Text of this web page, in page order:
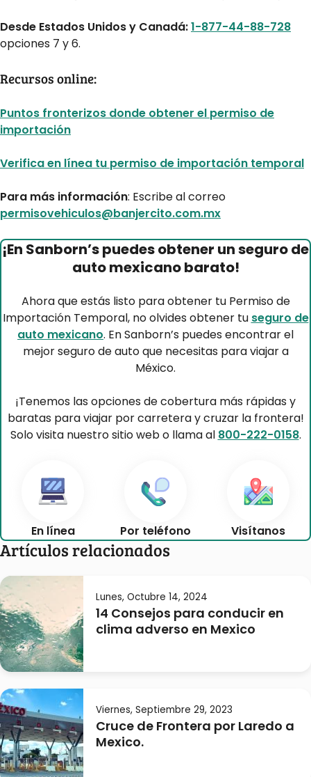
Desde Estados Unidos y Canadá:1-877-44-88-728
opciones 7 y 6.
Recursos online:
Puntos fronterizos donde obtener el permiso de
importación
Verifica en línea tu permiso de importación temporal
Para más información: Escribe al correo
permisovehiculos@banjercito.com.mx
¡En Sanborn’s puedes obtener un seguro de
auto mexicano barato!
Ahora que estás listo para obtener tu Permiso de
Importación Temporal, no olvides obtener tu seguro de
auto mexicano. En Sanborn’s puedes encontrar el
mejor seguro de auto que necesitas para viajar a
México.
¡Tenemos las opciones de cobertura más rápidas y
baratas para viajar por carretera y cruzar la frontera!
Solo visita nuestro sitio web o llama al 800-222-0158.
En línea Por teléfono Visítanos
Artículos relacionados
Lunes, Octubre 14, 2024
14 Consejos para conducir en
clima adverso en Mexico
Viernes, Septiembre 29, 2023
Cruce de Frontera por Laredo a
Mexico.